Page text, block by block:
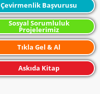
Çevirmenlik Başvurusu
Sosyal Sorumluluk
Projelerimiz
Tıkla Gel & Al
Askıda Kitap